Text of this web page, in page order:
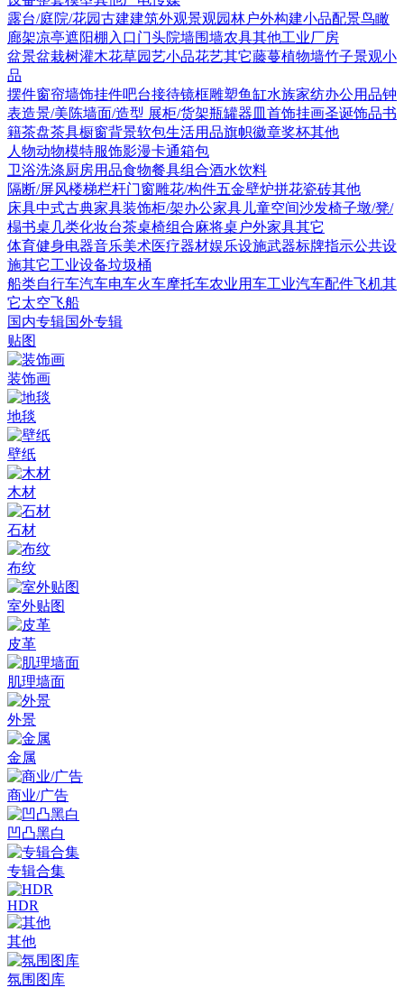
露台/庭院/花园古建建筑外观景观园林户外构建小品配景鸟瞰
廊架凉亭遮阳棚 入口门头院墙围墙农具其他工业厂房
盆景盆栽树灌木花草园艺小品花艺其它藤蔓植物墙竹子景观小
品
摆件窗帘墙饰挂件吧台接待镜框雕塑鱼缸水族家纺办公用品钟
表造景/美陈墙面/造型 展柜/货架瓶罐器皿 首饰挂画圣诞饰品书
籍茶盘茶具橱窗背景软包生活用品旗帜徽章奖杯其他
人物动物模特服饰影漫卡通箱包
卫浴洗涤厨房用品食物餐具组合酒水饮料
隔断/屏风楼梯栏杆门窗雕花/构件五金壁炉拼花瓷砖其他
床具中式古典家具装饰柜/架办公家具 儿童空间沙发椅子墩/凳/
榻书桌 几类化妆台茶桌椅组合麻将桌 户外家具其它
体育健身电器音乐美术医疗器材娱乐设施武器标牌指示公共设
施其它工业设备垃圾桶
船类自行车汽车电车火车摩托车农业用车工业汽车配件飞机其
它太空飞船
国内专辑国外专辑
贴图
装饰画
地毯
壁纸
木材
石材
布纹
室外贴图
皮革
肌理墙面
外景
金属
商业/广告
凹凸黑白
专辑合集
HDR
其他
氛围图库